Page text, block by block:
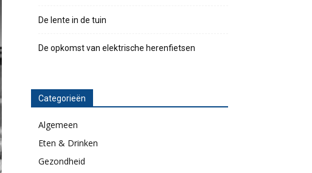
De lente in de tuin
De opkomst van elektrische herenfietsen
Categorieën
Algemeen
Eten & Drinken
Gezondheid